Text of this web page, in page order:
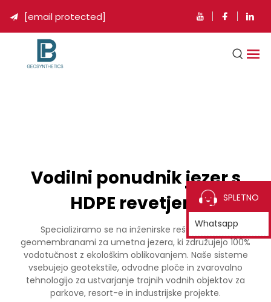
 [email protected]
Vodilni ponudnik jezer s
HDPE revetjem
Specializiramo se na inženirske rešitve z HDPE
geomembranami za umetna jezera, ki združujejo 100%
vodotučnost z ekološkim oblikovanjem. Naše sisteme
vsebujejo geotekstile, odvodne ploče in zvarovalno
tehnologijo za ustvarjanje trajnih vodnih objektov za
parkove, resort-e in industrijske projekte.
SPLETNO
Whatsapp